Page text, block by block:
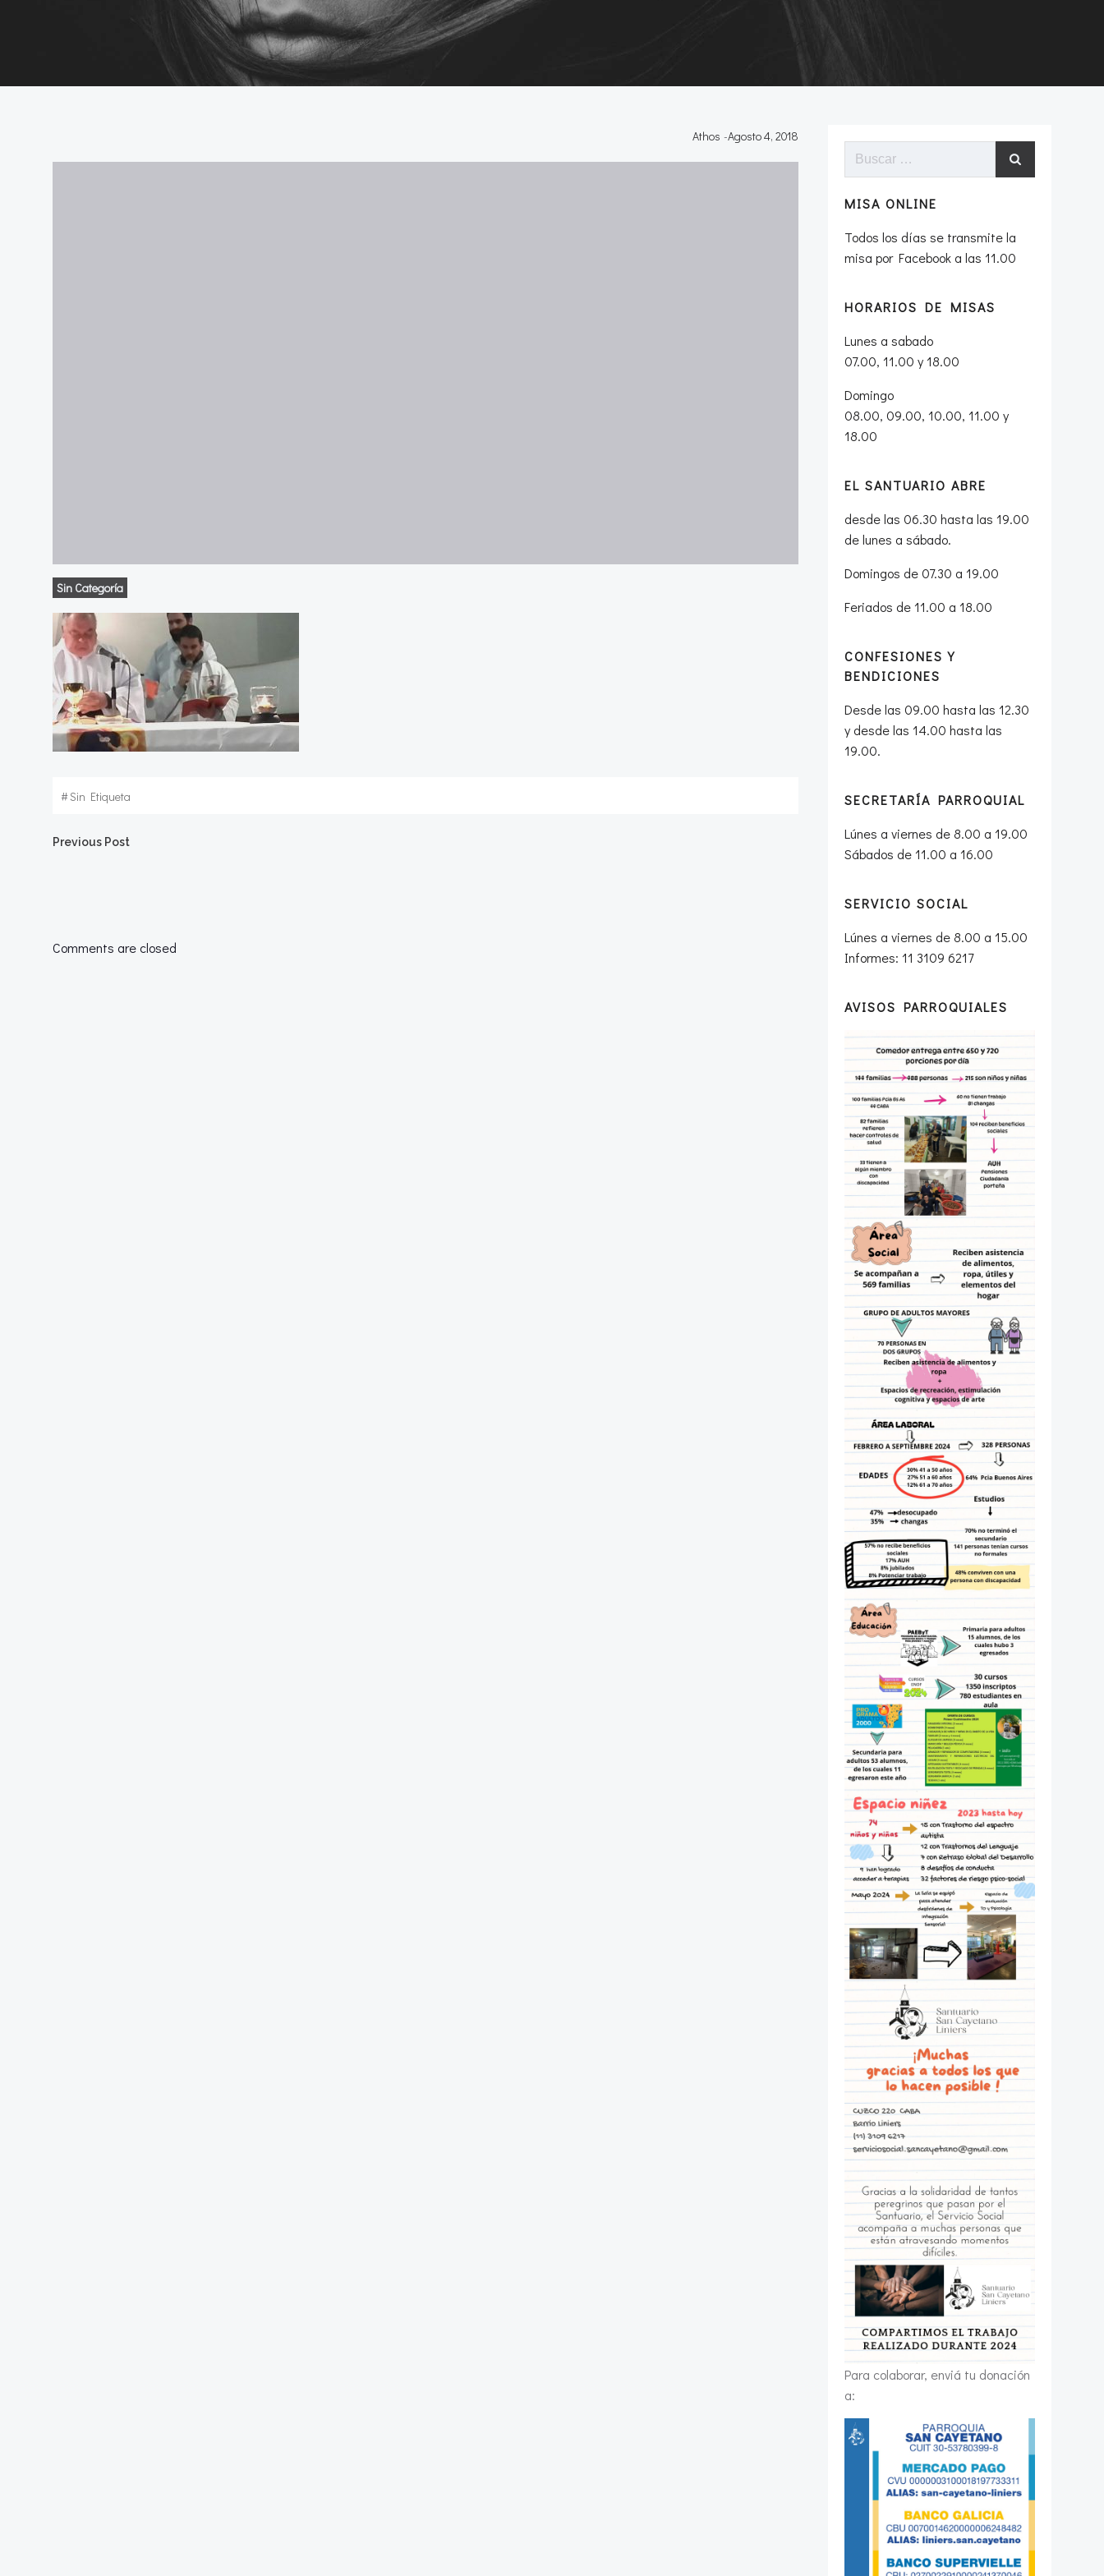
Athos -Agosto 4, 2018
Sin Categoría
#Sin Etiqueta
Navegación
las
Previous Post
Comments are closed
Buscar:
MISA ONLINE
Todos los días se transmite la
misa por Facebook a las 11.00
HORARIOS DE MISAS
Lunes a sabado
07.00, 11.00 y 18.00
Domingo
08.00, 09.00, 10.00, 11.00 y
18.00
EL SANTUARIO ABRE
desde las 06.30 hasta las 19.00
de lunes a sábado.
Domingos de 07.30 a 19.00
Feriados de 11.00 a 18.00
CONFESIONES Y
BENDICIONES
Desde las 09.00 hasta las 12.30
y desde las 14.00 hasta las
19.00.
SECRETARÍA PARROQUIAL
Lúnes a viernes de 8.00 a 19.00
Sábados de 11.00 a 16.00
SERVICIO SOCIAL
Lúnes a viernes de 8.00 a 15.00
Informes: 11 3109 6217
AVISOS PARROQUIALES
Para colaborar, enviá tu donación
a: